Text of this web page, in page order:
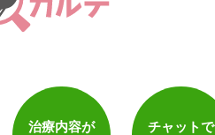
治療内容が
チャットで